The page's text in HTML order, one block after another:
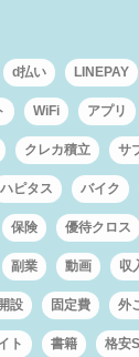
d払い LINEPAY
WiFi アプリ
クレカ積立 サ
ハピタス バイク
保険 優待クロス
副業 動画 収
設 固定費 外
ト 書籍 格安